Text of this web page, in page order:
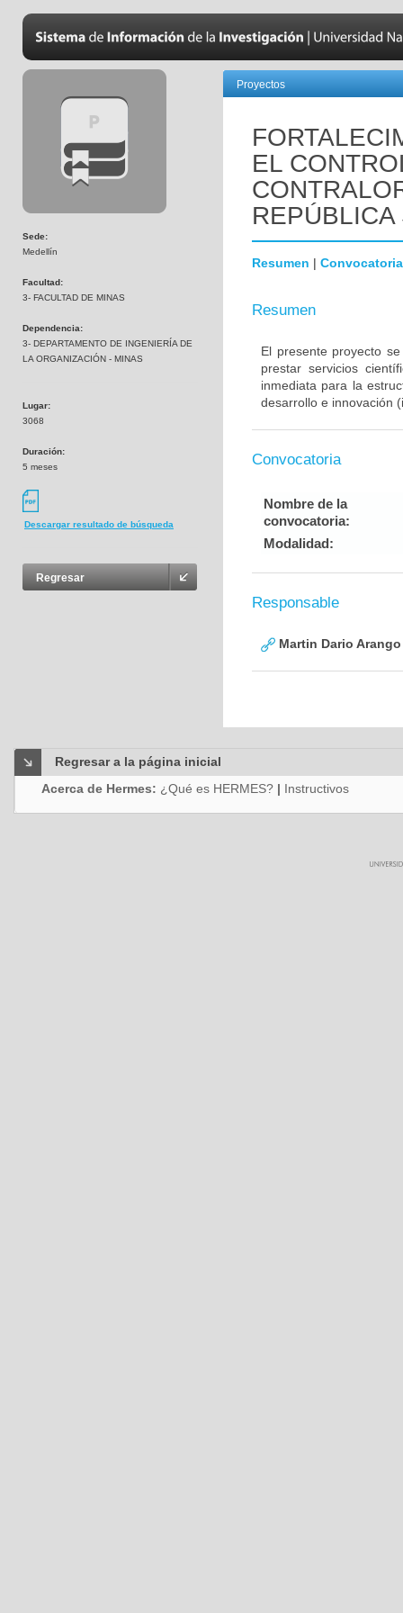
Sede:
Medellín
Facultad:
3- FACULTAD DE MINAS
Dependencia:
3- DEPARTAMENTO DE INGENIERÍA DE
LA ORGANIZACIÓN - MINAS
Lugar:
3068
Duración:
5 meses
Descargar resultado de búsqueda
Regresar
Proyectos
EL
Resumen | Convocatoria
Resumen
El presente proyecto
prestar servicios
inmediata para la
desarrollo e innovación
Convocatoria
Nombre de la
convocatoria:
Modalidad:
Responsable
Martin Dario
Regresar a la página inicial
Acerca de Hermes: ¿Qué es HERMES? | Instructivos